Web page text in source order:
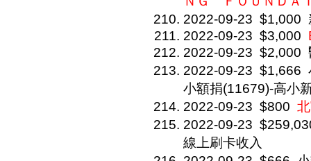
2022-09-23 $1,000
2022-09-23 $3,000
2022-09-23 $2,000
2022-09-23 $1,666
小額捐(11679)-高小
2022-09-23 $800
2022-09-23
線上刷卡收入